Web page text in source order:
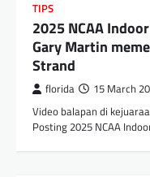
TIPS
2025 NCAA
Gary Martin
Strand
florida 15 March
Video balapan di
Posting 2025 NCAA